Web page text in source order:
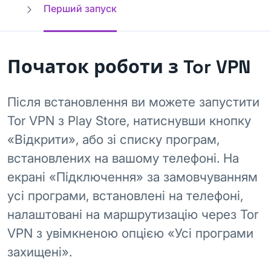
Перший запуск
Початок роботи з Tor VPN
Після встановлення ви можете запустити
Tor VPN з Play Store, натиснувши кнопку
«Відкрити», або зі списку програм,
встановлених на вашому телефоні. На
екрані «Підключення» за замовчуванням
усі програми, встановлені на телефоні,
налаштовані на маршрутизацію через Tor
VPN з увімкненою опцією «Усі програми
захищені».